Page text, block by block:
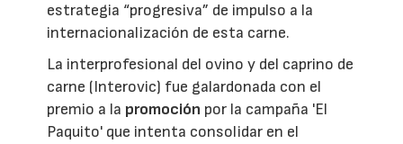
estrategia “progresiva” de impulso a la
internacionalización de esta carne.
La interprofesional del ovino y del caprino de
carne (Interovic) fue galardonada con el
premio a la promoción por la campaña 'El
Paquito' que intenta consolidar en el